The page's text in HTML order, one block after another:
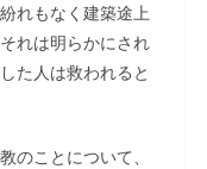
れもなく建築途上
れは明らかにされ
た人は救われると
のことについて、